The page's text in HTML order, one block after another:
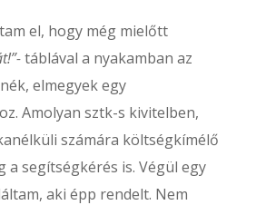
el, hogy még mielőtt
táblával a nyakamban az
elmegyek egy
Amolyan sztk-s kivitelben,
számára költségkímélő
a segítségkérés is. Végül egy
aki épp rendelt. Nem